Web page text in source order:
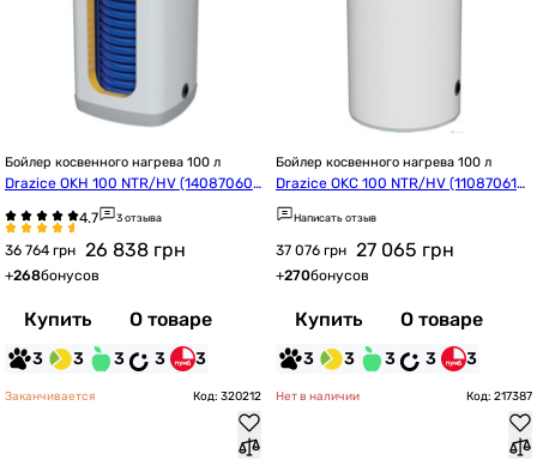
Бойлер косвенного нагрева 100 л
Drazice OKH 100 NTR/HV (14087060
3 отзыва
36 764 грн 26 838 грн
+268бонусов
Купить О товаре
3 3 3 3 3
Бойлер косвенного нагрева 100 л
Drazice OKC 100 NTR/HV (110870610
1)
Написать отзыв
37 076 грн 27 065 грн
+270бонусов
Купить О товаре
3 3 3 3 3
Заканчивается Код: 320212 Нет в наличии Код: 217387